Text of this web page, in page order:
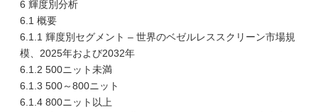
6 輝度別分析
6.1 概要
6.1.1 輝度別セグメント – 世界のベゼルレススクリーン市場規
模、2025年および2032年
6.1.2 500ニット未満
6.1.3 500～800ニット
6.1.4 800ニット以上